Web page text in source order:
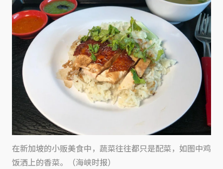
在新加坡的小贩美食中，蔬菜往往都只是配菜，如图中鸡
饭洒上的香菜。（海峡时报）